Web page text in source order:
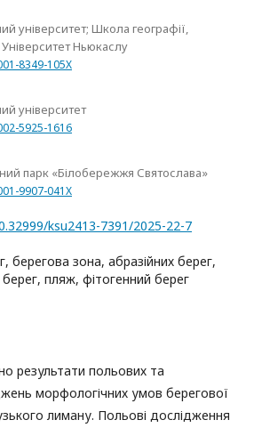
університет; Школа географії,
Університет Ньюкаслу
8349-105X
університет
5925-1616
парк «Білобережжя Святослава»
9907-041X
ksu2413-7391/2025-22-7
берегова зона, абразійних берег,
пляж, фітогенний берег
результати польових та
морфологічних умов берегової
лиману. Польові дослідження